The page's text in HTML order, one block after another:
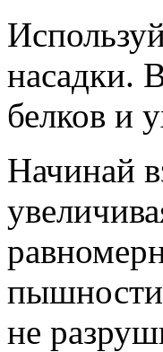
насадки.
белков и
Начинай
не